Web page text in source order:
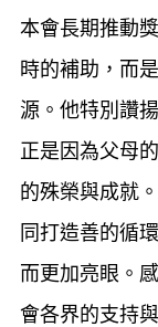
本會長期推動
時的補助，而
源。他特別讚
正是因為父母
的殊榮與成就
同打造善的循
而更加亮眼。
會各界的支持